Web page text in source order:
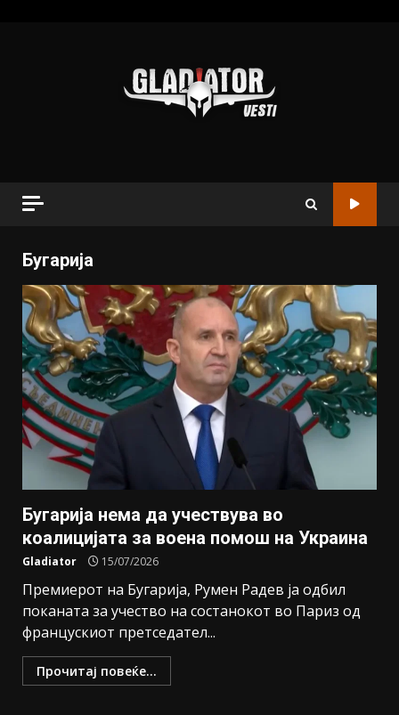
Бугарија
Бугарија нема да учествува во
коалицијата за воена помош на Украина
Gladiator 15/07/2026
Премиерот на Бугарија, Румен Радев ја одбил
поканата за учество на состанокот во Париз од
францускиот претседател...
Прочитај повеќе...